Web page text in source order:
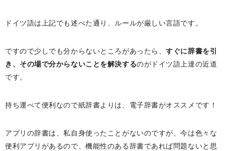
ドイツ語は上記でも述べた通り、ルールが厳しい言語です。
ですので少しでも分からないところがあったら、すぐに辞書を引
き、その場で分からないことを解決するのがドイツ語上達の近道
です。
持ち運べて便利なので紙辞書よりは、電子辞書がオススメです！
アプリの辞書は、私自身使ったことがないのですが、今は色々な
便利アプリがあるので、機能性のある辞書であれば問題ないと思